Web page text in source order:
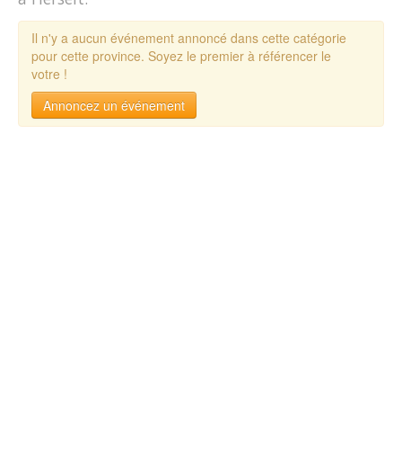
Il n'y a aucun événement annoncé dans cette catégorie
pour cette province. Soyez le premier à référencer le
votre !
Annoncez un événement